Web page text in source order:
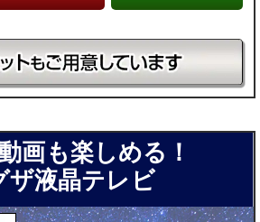
画も楽しめる！
ザ液晶テレビ